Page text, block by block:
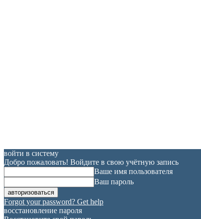
войти в систему
Добро пожаловать! Войдите в свою учётную запись
Ваше имя пользователя
Ваш пароль
Forgot your password? Get help
восстановление пароля